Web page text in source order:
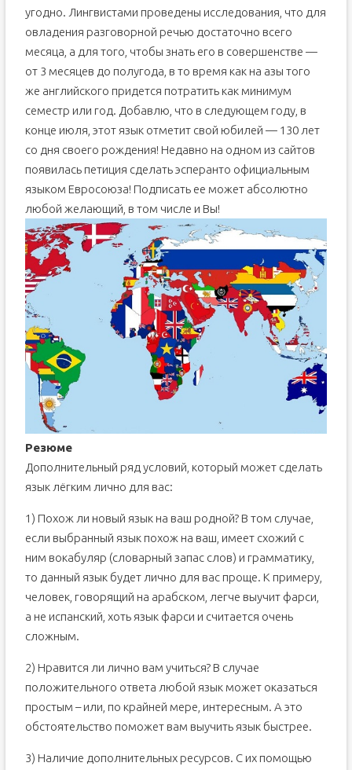
угодно. Лингвистами проведены исследования, что для
овладения разговорной речью достаточно всего
месяца, а для того, чтобы знать его в совершенстве —
от 3 месяцев до полугода, в то время как на азы того
же английского придется потратить как минимум
семестр или год. Добавлю, что в следующем году, в
конце июля, этот язык отметит свой юбилей — 130 лет
со дня своего рождения! Недавно на одном из сайтов
появилась петиция сделать эсперанто официальным
языком Евросоюза! Подписать ее может абсолютно
любой желающий, в том числе и Вы!
Резюме
Дополнительный ряд условий, который может сделать
язык лёгким лично для вас:
1) Похож ли новый язык на ваш родной? В том случае,
если выбранный язык похож на ваш, имеет схожий с
ним вокабуляр (словарный запас слов) и грамматику,
то данный язык будет лично для вас проще. К примеру,
человек, говорящий на арабском, легче выучит фарси,
а не испанский, хоть язык фарси и считается очень
сложным.
2) Нравится ли лично вам учиться? В случае
положительного ответа любой язык может оказаться
простым – или, по крайней мере, интересным. А это
обстоятельство поможет вам выучить язык быстрее.
3) Наличие дополнительных ресурсов. С их помощью